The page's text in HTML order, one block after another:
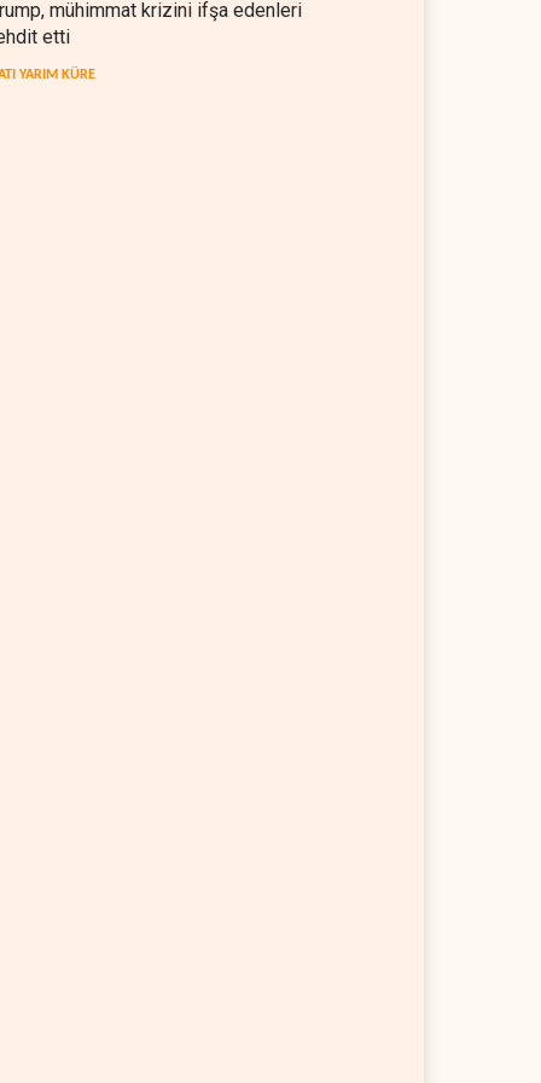
mühimmat krizini ifşa edenleri
etti
YARIM KÜRE